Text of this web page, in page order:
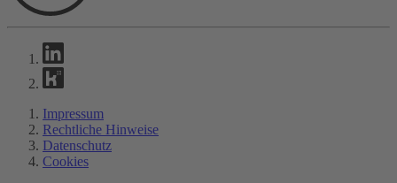
Impressum
Rechtliche Hinweise
Datenschutz
Cookies